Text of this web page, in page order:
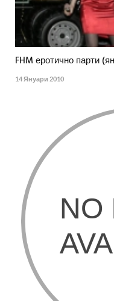
FHM еротично парти
14 Януари 2010